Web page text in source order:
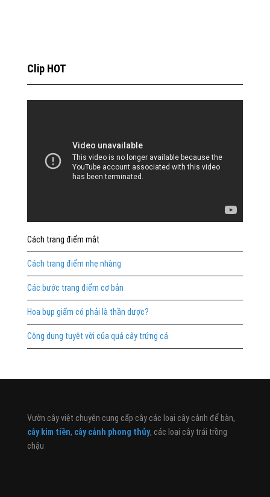
Clip HOT
Cách trang điểm mắt
Cách trang điểm nhẹ nhàng
Các bước trang điểm cơ bản
Hoa bụp giấm có phải là thần dược?
Công dụng tuyệt vời của quả cây trứng cá
Vườn cây việt chuyên cung cấp cây các loại cây cảnh để bàn,
cây kim tiền, cây cảnh phong thủy, các loại cây trái trồng
chậu